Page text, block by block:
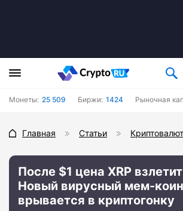
Монеты: 25 509 Биржи: 1424 Рыночная
Главная Статьи
После $1 цена XRP
Новый вирусный мем-коин
врывается в криптогонку